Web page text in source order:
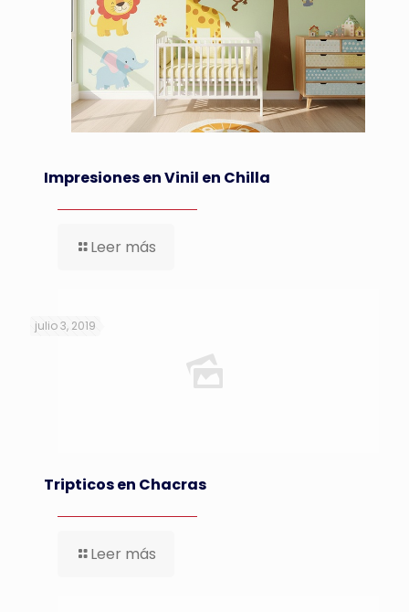
Impresiones en Vinil en Chilla
Leer más
julio 3, 2019
Tripticos en Chacras
Leer más